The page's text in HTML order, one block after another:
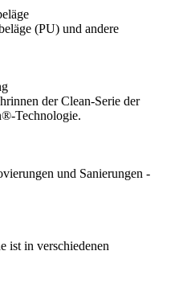
(PU) und andere
der Clean-Serie der
Technologie.
und Sanierungen -
ist in verschiedenen